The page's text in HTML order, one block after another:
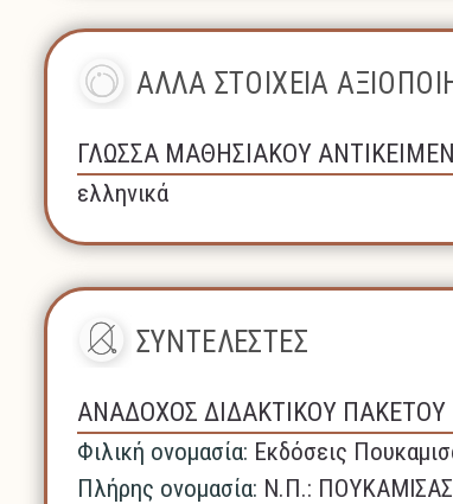
ΑΛΛΑ ΣΤΟΙΧΕΙΑ
ΓΛΩΣΣΑ ΜΑΘΗΣΙΑΚΟΥ
ελληνικά
ΣΥΝΤΕΛΕΣΤΕΣ
ΑΝΑΔΟΧΟΣ ΔΙΔΑΚΤΙΚΟΥ ΠΑΚΕΤΟΥ
Φιλική ονομασία: Εκδόσεις
Πλήρης ονομασία: N.Π.: